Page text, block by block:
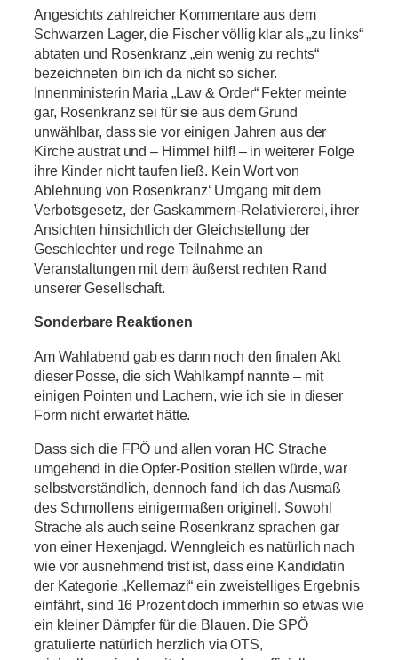
Angesichts zahlreicher Kommentare aus dem
Schwarzen Lager, die Fischer völlig klar als „zu links“
abtaten und Rosenkranz „ein wenig zu rechts“
bezeichneten bin ich da nicht so sicher.
Innenministerin Maria „Law & Order“ Fekter meinte
gar, Rosenkranz sei für sie aus dem Grund
unwählbar, dass sie vor einigen Jahren aus der
Kirche austrat und – Himmel hilf! – in weiterer Folge
ihre Kinder nicht taufen ließ. Kein Wort von
Ablehnung von Rosenkranz‘ Umgang mit dem
Verbotsgesetz, der Gaskammern-Relativiererei, ihrer
Ansichten hinsichtlich der Gleichstellung der
Geschlechter und rege Teilnahme an
Veranstaltungen mit dem äußerst rechten Rand
unserer Gesellschaft.
Sonderbare Reaktionen
Am Wahlabend gab es dann noch den finalen Akt
dieser Posse, die sich Wahlkampf nannte – mit
einigen Pointen und Lachern, wie ich sie in dieser
Form nicht erwartet hätte.
Dass sich die FPÖ und allen voran HC Strache
umgehend in die Opfer-Position stellen würde, war
selbstverständlich, dennoch fand ich das Ausmaß
des Schmollens einigermaßen originell. Sowohl
Strache als auch seine Rosenkranz sprachen gar
von einer Hexenjagd. Wenngleich es natürlich nach
wie vor ausnehmend trist ist, dass eine Kandidatin
der Kategorie „Kellernazi“ ein zweistelliges Ergebnis
einfährt, sind 16 Prozent doch immerhin so etwas wie
ein kleiner Dämpfer für die Blauen. Die SPÖ
gratulierte natürlich herzlich via OTS,